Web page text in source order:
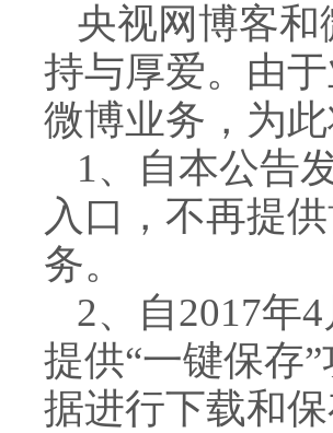
央视网博客
持与厚爱。由
微博业务，为
1、自本公告
入口，不再提
务。
2、自2017年
提供“一键保存
据进行下载和保